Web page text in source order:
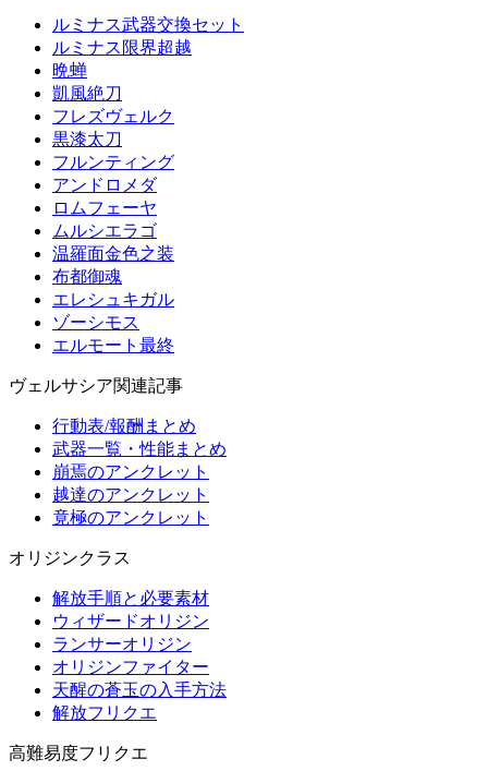
ルミナス武器交換セット
ルミナス限界超越
晩蝉
凱風絶刀
フレズヴェルク
黒漆太刀
フルンティング
アンドロメダ
ロムフェーヤ
ムルシエラゴ
温羅面金色之装
布都御魂
エレシュキガル
ゾーシモス
エルモート最終
ヴェルサシア関連記事
行動表/報酬まとめ
武器一覧・性能まとめ
崩焉のアンクレット
越達のアンクレット
竟極のアンクレット
オリジンクラス
解放手順と必要素材
ウィザードオリジン
ランサーオリジン
オリジンファイター
天醒の蒼玉の入手方法
解放フリクエ
高難易度フリクエ